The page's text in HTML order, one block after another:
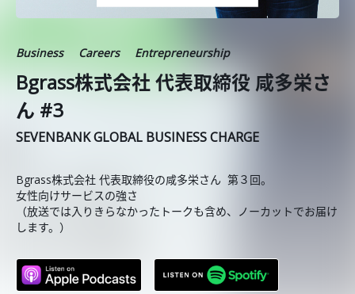
Business Careers Entrepreneurship
Bgrass株式会社 代表取締役 咸多栄さ
ん #3
SEVENBANK GLOBAL BUSINESS CHARGE
Bgrass株式会社 代表取締役の咸多栄さん 第３回。
女性向けサービスの強さ
（放送では入りきらなかったトークも含め、ノーカットでお届け
します。）